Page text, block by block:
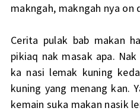
makngah, makngah nya on
Cerita pulak bab makan
pikiaq nak masak apa.
ka nasi lemak kuning
kuning yang menang kan.
kemain suka makan nasik